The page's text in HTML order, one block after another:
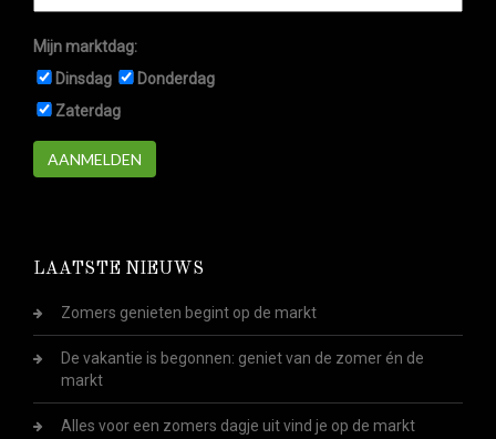
Mijn marktdag:
Dinsdag
Donderdag
Zaterdag
AANMELDEN
LAATSTE NIEUWS
Zomers genieten begint op de markt
De vakantie is begonnen: geniet van de zomer én de
markt
Alles voor een zomers dagje uit vind je op de markt